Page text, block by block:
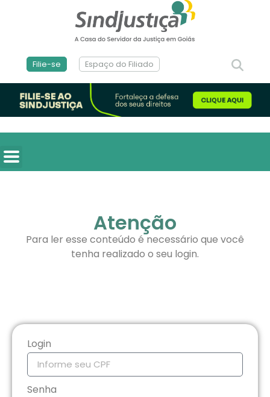
Filie-se Espaço do Filiado
Atenção
Para ler esse conteúdo é necessário que você
tenha realizado o seu login.
Login
Senha